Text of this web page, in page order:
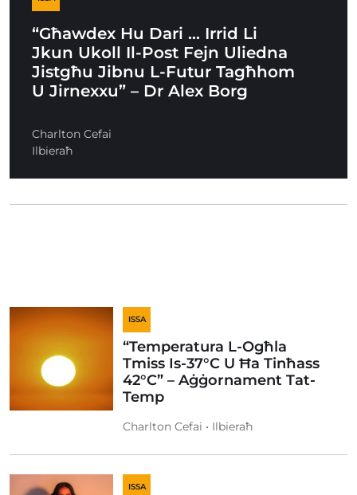
“Għawdex Hu Dari … Irrid Li
Jkun Ukoll Il-Post Fejn Uliedna
Jistgħu Jibnu L-Futur Tagħhom
U Jirnexxu” – Dr Alex Borg
Charlton Cefai
Ilbieraħ
ISSA
“Temperatura L-Ogħla
Tmiss Is-37°C U Ħa Tinħass
42°C” – Aġġornament Tat-
Temp
Charlton Cefai • Ilbieraħ
ISSA